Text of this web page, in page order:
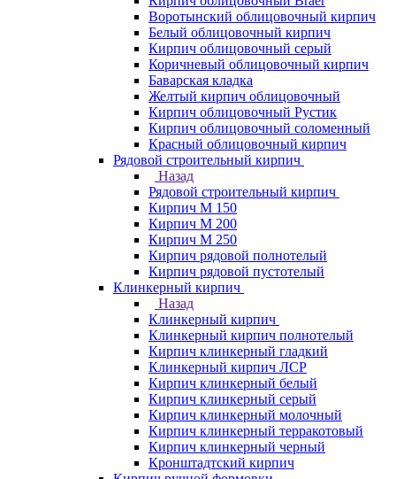
Воротынский облицовочный кирпич
Белый облицовочный кирпич
Кирпич облицовочный серый
Коричневый облицовочный кирпич
Баварская кладка
Желтый кирпич облицовочный
Кирпич облицовочный Рустик
Кирпич облицовочный соломенный
Красный облицовочный кирпич
Рядовой строительный кирпич
Назад
Рядовой строительный кирпич
Кирпич М 150
Кирпич М 200
Кирпич М 250
Кирпич рядовой полнотелый
Кирпич рядовой пустотелый
Клинкерный кирпич
Назад
Клинкерный кирпич
Клинкерный кирпич полнотелый
Кирпич клинкерный гладкий
Клинкерный кирпич ЛСР
Кирпич клинкерный белый
Кирпич клинкерный серый
Кирпич клинкерный молочный
Кирпич клинкерный терракотовый
Кирпич клинкерный черный
Кронштадтский кирпич